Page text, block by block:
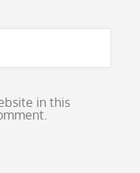
in this